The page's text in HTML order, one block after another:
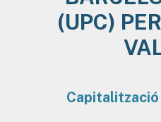
(UPC)